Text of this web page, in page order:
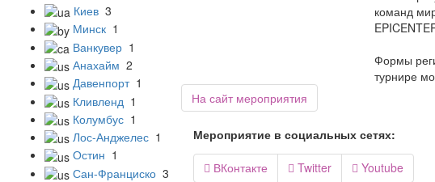
Киев 3
Минск 1
Ванкувер 1
Анахайм 2
Давенпорт 1
Кливленд 1
Колумбус 1
Лос-Анджелес 1
Остин 1
Сан-Франциско 3
команд
Формы
турнире
На сайт мероприятия
Мероприятие в социальных сетях:
 ВКонтакте  Twitter  Youtube